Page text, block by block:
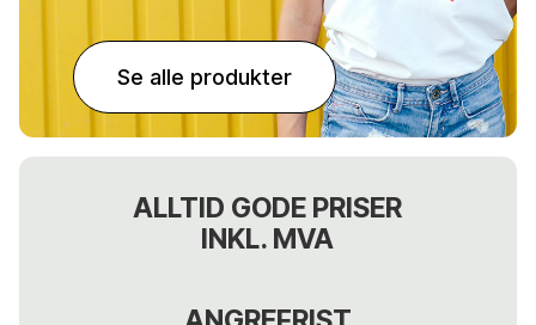
Se alle produkter
ALLTID GODE PRISER
INKL. MVA